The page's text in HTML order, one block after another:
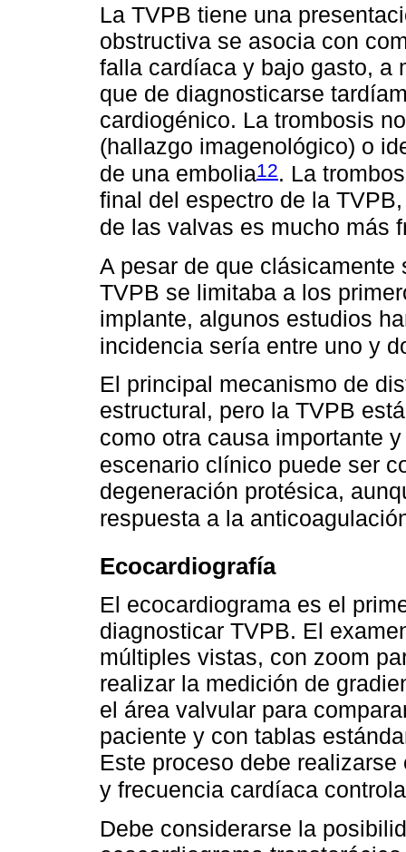
La TVPB tiene una
obstructiva se asocia con
falla cardíaca y bajo gasto, a
que de diagnosticarse
cardiogénico. La trombosis
(hallazgo imagenológico) o
de una embolia12. La
final del espectro de la
de las valvas es mucho más
A pesar de que
TVPB se limitaba a los
implante, algunos estudios
incidencia sería entre uno y
El principal mecanismo de
estructural, pero la TVPB
como otra causa importante
escenario clínico puede ser
degeneración protésica,
respuesta a la
Ecocardiografía
El ecocardiograma es el
diagnosticar TVPB. El
múltiples vistas, con zoom
realizar la medición de
el área valvular para
paciente y con tablas
Este proceso debe
y frecuencia cardíaca
Debe considerarse la